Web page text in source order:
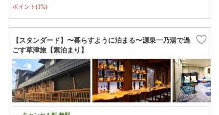
ポイント(1%)
【スタンダード】〜暮らすように泊まる〜源泉一乃湯で過
ごす草津旅【素泊まり】